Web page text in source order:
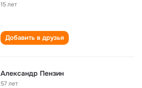
15 лет
Добавить в друзья
Александр Пензин
57 лет